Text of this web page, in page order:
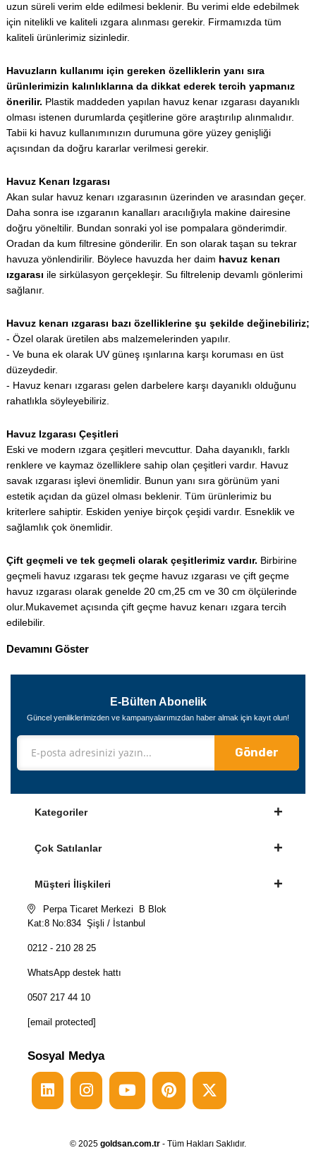
uzun süreli verim elde edilmesi beklenir. Bu verimi elde edebilmek
için nitelikli ve kaliteli ızgara alınması gerekir. Firmamızda tüm
kaliteli ürünlerimiz sizinledir.
Havuzların kullanımı için gereken özelliklerin yanı sıra
ürünlerimizin kalınlıklarına da dikkat ederek tercih yapmanız
önerilir. Plastik maddeden yapılan havuz kenar ızgarası dayanıklı
olması istenen durumlarda çeşitlerine göre araştırılıp alınmalıdır.
Tabii ki havuz kullanımınızın durumuna göre yüzey genişliği
açısından da doğru kararlar verilmesi gerekir.
Havuz Kenarı Izgarası
Akan sular havuz kenarı ızgarasının üzerinden ve arasından geçer.
Daha sonra ise ızgaranın kanalları aracılığıyla makine dairesine
doğru yöneltilir. Bundan sonraki yol ise pompalara gönderimdir.
Oradan da kum filtresine gönderilir. En son olarak taşan su tekrar
havuza yönlendirilir. Böylece havuzda her daim havuz kenarı
ızgarası ile sirkülasyon gerçekleşir. Su filtrelenip devamlı gönlerimi
sağlanır.
Havuz kenarı ızgarası bazı özelliklerine şu şekilde değinebiliriz;
- Özel olarak üretilen abs malzemelerinden yapılır.
- Ve buna ek olarak UV güneş ışınlarına karşı koruması en üst
düzeydedir.
- Havuz kenarı ızgarası gelen darbelere karşı dayanıklı olduğunu
rahatlıkla söyleyebiliriz.
Havuz Izgarası Çeşitleri
Eski ve modern ızgara çeşitleri mevcuttur. Daha dayanıklı, farklı
renklere ve kaymaz özelliklere sahip olan çeşitleri vardır. Havuz
savak ızgarası işlevi önemlidir. Bunun yanı sıra görünüm yani
estetik açıdan da güzel olması beklenir. Tüm ürünlerimiz bu
kriterlere sahiptir. Eskiden yeniye birçok çeşidi vardır. Esneklik ve
sağlamlık çok önemlidir.
Çift geçmeli ve tek geçmeli olarak çeşitlerimiz vardır. Birbirine
geçmeli havuz ızgarası tek geçme havuz ızgarası ve çift geçme
havuz ızgarası olarak genelde 20 cm,25 cm ve 30 cm ölçülerinde
olur.Mukavemet açısında çift geçme havuz kenarı ızgara tercih
edilebilir.
Devamını Göster
E-Bülten Abonelik
Güncel yeniliklerimizden ve kampanyalarımızdan haber almak için kayıt olun!
Gönder
Kategoriler
Çok Satılanlar
Müşteri İlişkileri
Perpa Ticaret Merkezi B Blok
Kat:8 No:834 Şişli / İstanbul
0212 - 210 28 25
WhatsApp destek hattı
0507 217 44 10
[email protected]
Sosyal Medya
© 2025 goldsan.com.tr - Tüm Hakları Saklıdır.